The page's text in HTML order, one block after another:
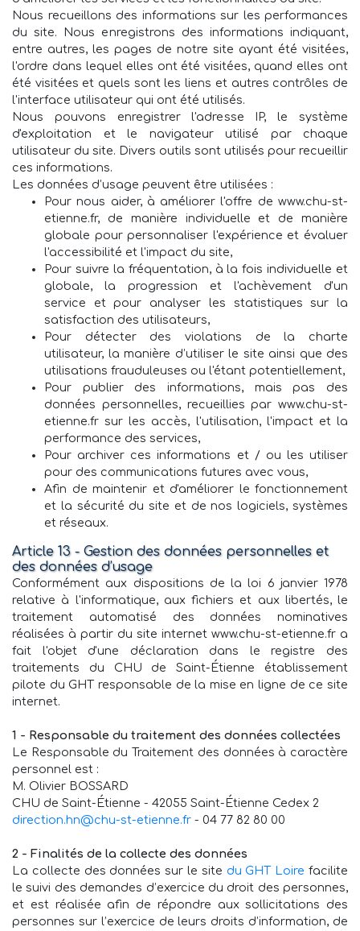
Nous recueillons des informations sur les performances
du site. Nous enregistrons des informations indiquant,
entre autres, les pages de notre site ayant été visitées,
l'ordre dans lequel elles ont été visitées, quand elles ont
été visitées et quels sont les liens et autres contrôles de
l'interface utilisateur qui ont été utilisés.
Nous pouvons enregistrer l'adresse IP, le système
d'exploitation et le navigateur utilisé par chaque
utilisateur du site. Divers outils sont utilisés pour recueillir
ces informations.
Les données d’usage peuvent être utilisées :
Pour nous aider, à améliorer l'offre de www.chu-st-
etienne.fr, de manière individuelle et de manière
globale pour personnaliser l'expérience et évaluer
l'accessibilité et l'impact du site,
Pour suivre la fréquentation, à la fois individuelle et
globale, la progression et l'achèvement d'un
service et pour analyser les statistiques sur la
satisfaction des utilisateurs,
Pour détecter des violations de la charte
utilisateur, la manière d’utiliser le site ainsi que des
utilisations frauduleuses ou l'étant potentiellement,
Pour publier des informations, mais pas des
données personnelles, recueillies par www.chu-st-
etienne.fr sur les accès, l'utilisation, l'impact et la
performance des services,
Pour archiver ces informations et / ou les utiliser
pour des communications futures avec vous,
Afin de maintenir et d'améliorer le fonctionnement
et la sécurité du site et de nos logiciels, systèmes
et réseaux.
Article 13 - Gestion des données personnelles et
des données d’usage
Conformément aux dispositions de la loi 6 janvier 1978
relative à l'informatique, aux fichiers et aux libertés, le
traitement automatisé des données nominatives
réalisées à partir du site internet www.chu-st-etienne.fr a
fait l'objet d'une déclaration dans le registre des
traitements du CHU de Saint-Étienne établissement
pilote du GHT responsable de la mise en ligne de ce site
internet.
1 - Responsable du traitement des données collectées
Le Responsable du Traitement des données à caractère
personnel est :
M. Olivier BOSSARD
CHU de Saint-Étienne - 42055 Saint-Étienne Cedex 2
direction.hn@chu-st-etienne.fr - 04 77 82 80 00
2 - Finalités de la collecte des données
La collecte des données sur le site du GHT Loire facilite
le suivi des demandes d’exercice du droit des personnes,
et est réalisée afin de répondre aux sollicitations des
personnes sur l’exercice de leurs droits d’information, de